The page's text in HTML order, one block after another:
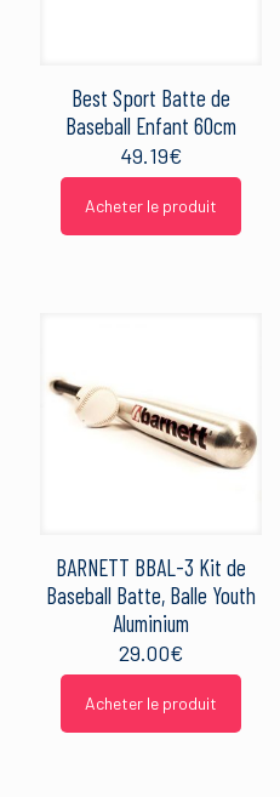
Best Sport Batte de
Baseball Enfant 60cm
49.19€
Acheter le produit
BARNETT BBAL-3 Kit de
Baseball Batte, Balle Youth
Aluminium
29.00€
Acheter le produit